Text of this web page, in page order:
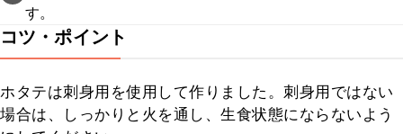
す。
コツ・ポイント
ホタテは刺身用を使用して作りました。刺身用ではない
場合は、しっかりと火を通し、生食状態にならないよう